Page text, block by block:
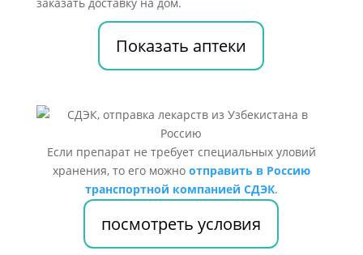
Показать аптеки
Если препарат не требует специальных уловий
хранения, то его можно отправить в Россию
транспортной компанией СДЭК.
посмотреть условия